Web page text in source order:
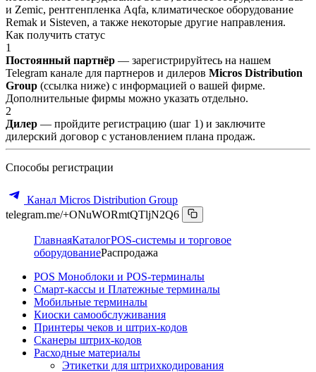
и Zemic, рентгенпленка Aqfa, климатическое оборудование
Remak и Sisteven, а также некоторые другие направления.
Как получить статус
1
Постоянный партнёр — зарегистрируйтесь на нашем
Telegram канале для партнеров и дилеров Micros Distribution
Group (ссылка ниже) с информацией о вашей фирме.
Дополнительные фирмы можно указать отдельно.
2
Дилер — пройдите регистрацию (шаг 1) и заключите
дилерский договор с установлением плана продаж.
Способы регистрации
Канал Micros Distribution Group
telegram.me/+ONuWORmtQTljN2Q6
ГлавнаяКаталогPOS-системы и торговое
оборудованиеРаспродажа
POS Моноблоки и POS-терминалы
Смарт-кассы и Платежные терминалы
Мобильные терминалы
Киоски самообслуживания
Принтеры чеков и штрих-кодов
Cканеры штрих-кодов
Расходные материалы
Этикетки для штрихкодирования